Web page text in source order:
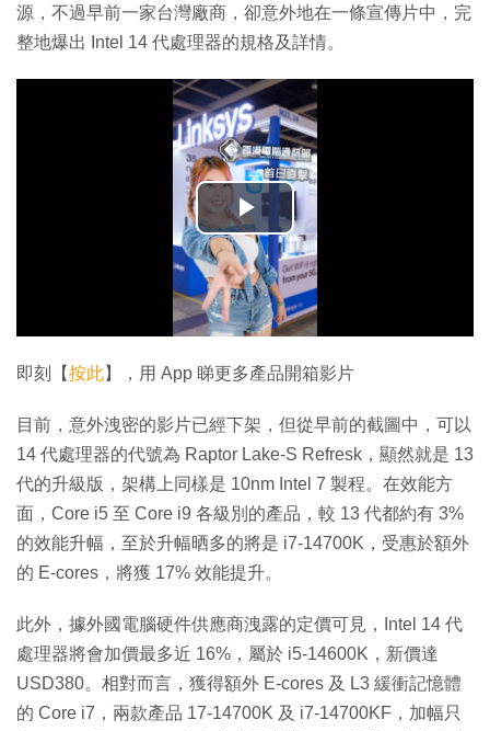
源，不過早前一家台灣廠商，卻意外地在一條宣傳片中，完
整地爆出 Intel 14 代處理器的規格及詳情。
播
放
影
片
即刻【按此】，用 App 睇更多產品開箱影片
目前，意外洩密的影片已經下架，但從早前的截圖中，可以
14 代處理器的代號為 Raptor Lake-S Refresk，顯然就是 13
代的升級版，架構上同樣是 10nm Intel 7 製程。在效能方
面，Core i5 至 Core i9 各級別的產品，較 13 代都約有 3%
的效能升幅，至於升幅晒多的將是 i7-14700K，受惠於額外
的 E-cores，將獲 17% 效能提升。
此外，據外國電腦硬件供應商洩露的定價可見，Intel 14 代
處理器將會加價最多近 16%，屬於 i5-14600K，新價達
USD380。相對而言，獲得額外 E-cores 及 L3 緩衝記憶體
的 Core i7，兩款產品 17-14700K 及 i7-14700KF，加幅只